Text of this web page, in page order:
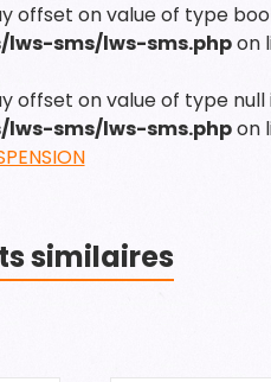
offset on value of type
sms/lws-sms.phpon
offset on value of type null
sms/lws-sms.phpon
similaires